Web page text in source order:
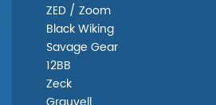
ZED / Zoom
Black Wiking
Savage Gear
12BB
Zeck